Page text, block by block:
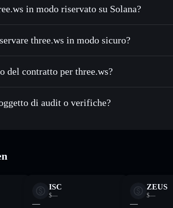
— scambia THREE in SOL, USDC o in
la strategia dollar-cost average su THREE nel
— trasferisci THREE senza collegare
di Solflare
tue chiavi private
in modo riservato su Solana?
Aggregatore di privacy
three.ws in modo sicuro?
three.ws wallet non-
del contratto per three.ws?
three.ws
di audit o verifiche?
ISC
$—
—
ZEUS
$—
—